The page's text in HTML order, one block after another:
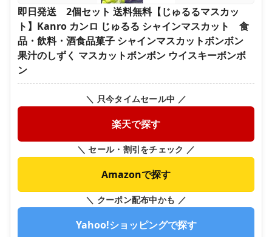
即日発送 2個セット 送料無料【じゅるるマスカッ
ト】Kanro カンロ じゅるる シャインマスカット 食
品・飲料・酒食品菓子 シャインマスカットボンボン
果汁のしずく マスカットボンボン ウイスキーボンボ
ン
＼ 只今タイムセール中 ／
楽天で探す
＼ セール・割引をチェック ／
Amazonで探す
＼ クーポン配布中かも ／
Yahoo!ショッピングで探す